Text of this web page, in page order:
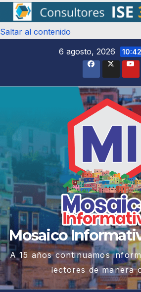
Saltar al contenido
6 agosto, 2026
Mosaico
A 15 años continuamos
lectores de manera